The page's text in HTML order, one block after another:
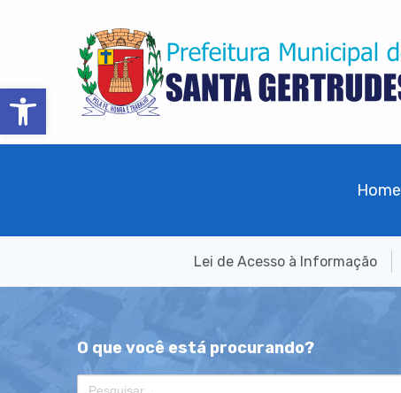
Barra de Ferramentas Aberta
Home
Lei de Acesso à Informação
O que você está procurando?
Search